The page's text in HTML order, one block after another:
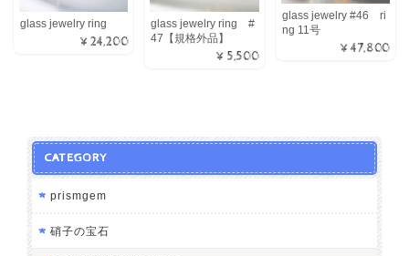
glass jewelry ring
¥24,200
glass jewelry ring #
47【規格外品】
¥5,500
glass jewelry #46 ri
ng 11号
¥47,800
CATEGORY
prismgem
硝子の宝石